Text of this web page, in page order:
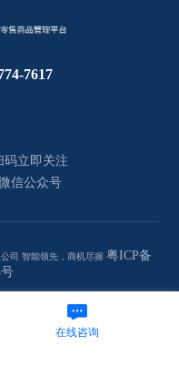
7617
码立即关注
信公众号
司 智能领先，商机尽握 粤ICP备
号
在线咨询